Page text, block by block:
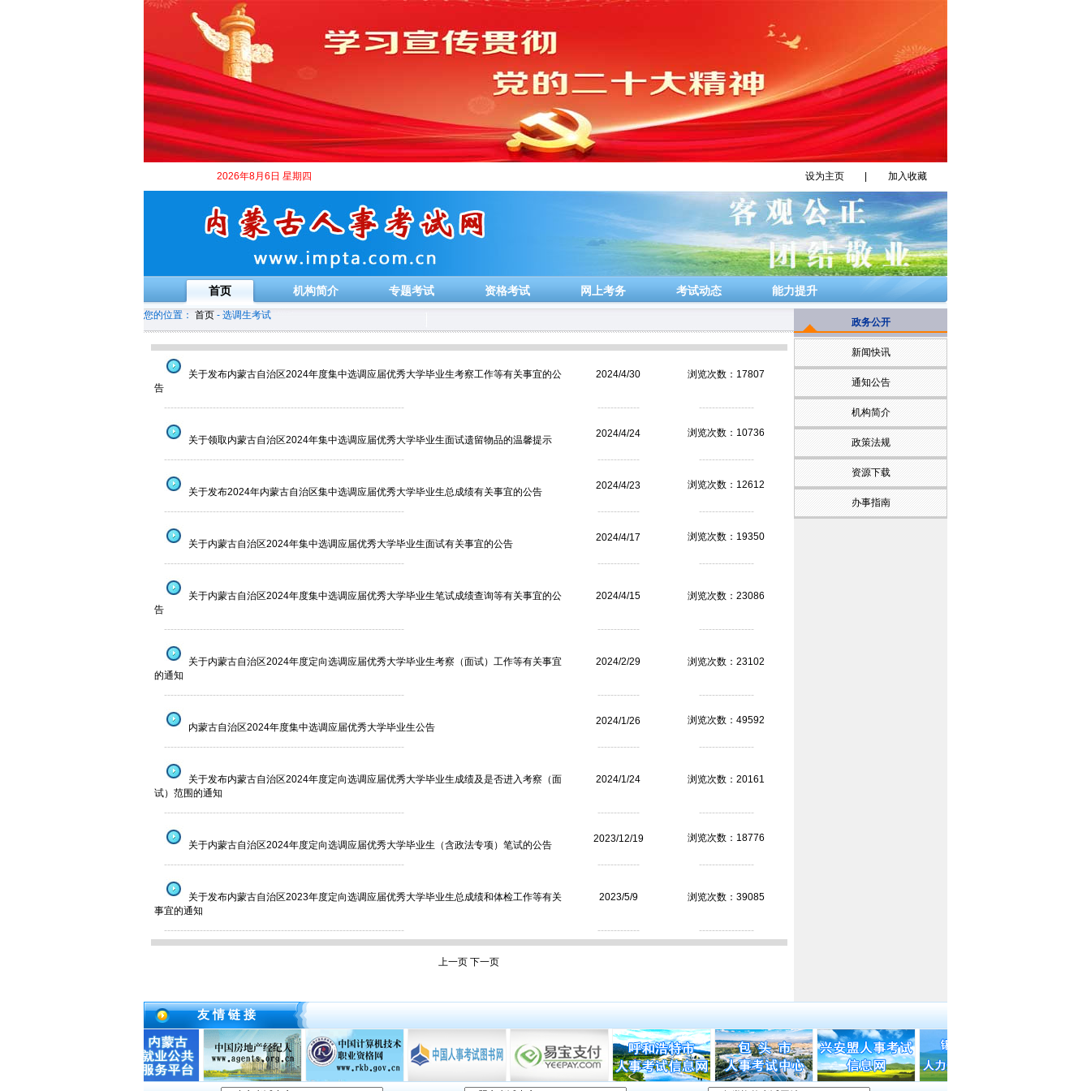
2026年8月6日 星期四 设为主页 加入收藏
首页 机构简介 专题考试 资格考试 网上考务 考试动态 能力提升
您的位置： 首页 - 选调生考试
政务公开
新闻快讯
通知公告
机构简介
政策法规
资源下载
办事指南
关于发布内蒙古自治区2024年度集中选调应届优秀大学毕业生考察工作等有关事宜的公
告
2024/4/30 浏览次数：17807
-------------------------------------------------------------------------- ------------- -----------------
关于领取内蒙古自治区2024年集中选调应届优秀大学毕业生面试遗留物品的温馨提示
2024/4/24 浏览次数：10736
-------------------------------------------------------------------------- ------------- -----------------
关于发布2024年内蒙古自治区集中选调应届优秀大学毕业生总成绩有关事宜的公告
2024/4/23 浏览次数：12612
-------------------------------------------------------------------------- ------------- -----------------
关于内蒙古自治区2024年集中选调应届优秀大学毕业生面试有关事宜的公告
2024/4/17 浏览次数：19350
-------------------------------------------------------------------------- ------------- -----------------
关于内蒙古自治区2024年度集中选调应届优秀大学毕业生笔试成绩查询等有关事宜的公
告
2024/4/15 浏览次数：23086
-------------------------------------------------------------------------- ------------- -----------------
关于内蒙古自治区2024年度定向选调应届优秀大学毕业生考察（面试）工作等有关事宜
的通知
2024/2/29 浏览次数：23102
-------------------------------------------------------------------------- ------------- -----------------
内蒙古自治区2024年度集中选调应届优秀大学毕业生公告
2024/1/26 浏览次数：49592
-------------------------------------------------------------------------- ------------- -----------------
关于发布内蒙古自治区2024年度定向选调应届优秀大学毕业生成绩及是否进入考察（面
试）范围的通知
2024/1/24 浏览次数：20161
-------------------------------------------------------------------------- ------------- -----------------
关于内蒙古自治区2024年度定向选调应届优秀大学毕业生（含政法专项）笔试的公告
2023/12/19 浏览次数：18776
-------------------------------------------------------------------------- ------------- -----------------
关于发布内蒙古自治区2023年度定向选调应届优秀大学毕业生总成绩和体检工作等有关
事宜的通知
2023/5/9 浏览次数：39085
-------------------------------------------------------------------------- ------------- -----------------
上一页 下一页
友 情 链 接